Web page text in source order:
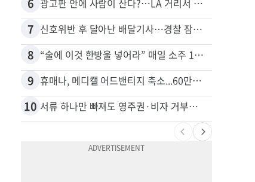
광고판 안에 사람이 산다?…LA 거리서 화제
7 신호위반 후 달아난 배달기사…경찰 잠복해 잡고보니 ‘반전’
8 “술에 이것 한방울 넣어라” 매일 소주 1병 까는 91세의 철칙
9 휴매나, 메디캘 어드밴티지 축소...60만명 플랜 상실 위기
10 서류 하나만 빠져도 영주권·비자 거부…심사관 재량권 대폭 확대